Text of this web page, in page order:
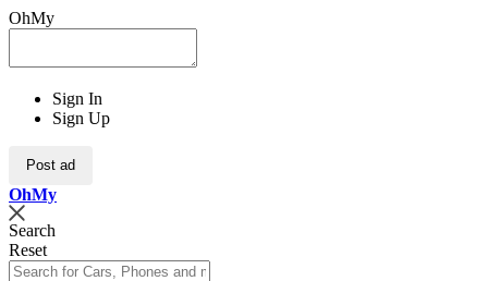
OhMy
Sign In
Sign Up
Post ad
OhMy
Search
Reset